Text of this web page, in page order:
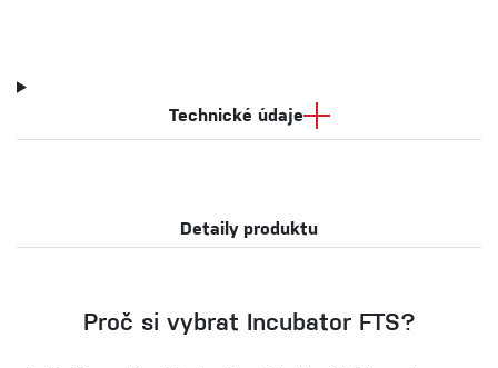
Technické údaje
Detaily produktu
Proč si vybrat Incubator FTS?